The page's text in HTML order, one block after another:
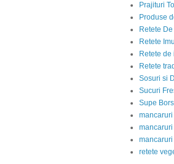
Prajituri
Produse
Retete
Retete
Retete
Retete
Sosuri si
Sucuri
Supe
mancaruri
mancaruri
retete